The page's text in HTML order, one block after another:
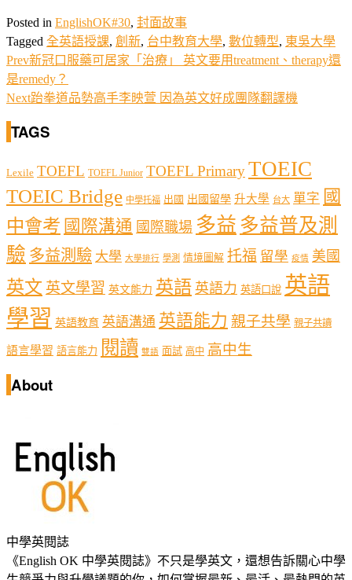
Posted in EnglishOK#30, 封面故事
Tagged 全英語授課, 創新, 台中教育大學, 數位轉型, 東吳大學
Prev新冠口服藥可居家「治療」 英文要用treatment、therapy還
是remedy？
Next跆拳道品勢高手李映萱 因為英文好成團隊翻譯機
TAGS
Lexile TOEFL TOEFL Junior TOEFL PrimaryTOEIC
TOEIC Bridge 中學托福 出國 出國留學 升大學 台大 單字 國
中會考 國際溝通 國際職場 多益 多益普及測
驗 多益測驗 大學 大學排行 學測 情境圖解 托福 留學 疫情 美國
英文 英文學習 英文能力 英語 英語力 英語口說 英語
學習 英語教育 英語溝通 英語能力 親子共學 親子共讀
語言學習 語言能力 閱讀 雙語 面試 高中 高中生
About
中學英閱誌
《English OK 中學英閱誌》不只是學英文，還想告訴關心中學